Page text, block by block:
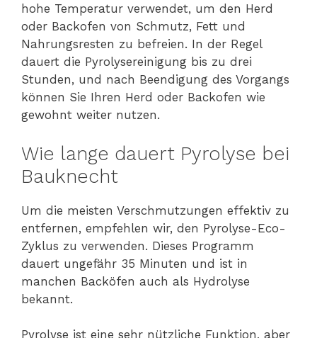
hohe Temperatur verwendet, um den Herd
oder Backofen von Schmutz, Fett und
Nahrungsresten zu befreien. In der Regel
dauert die Pyrolysereinigung bis zu drei
Stunden, und nach Beendigung des Vorgangs
können Sie Ihren Herd oder Backofen wie
gewohnt weiter nutzen.
Wie lange dauert Pyrolyse bei
Bauknecht
Um die meisten Verschmutzungen effektiv zu
entfernen, empfehlen wir, den Pyrolyse-Eco-
Zyklus zu verwenden. Dieses Programm
dauert ungefähr 35 Minuten und ist in
manchen Backöfen auch als Hydrolyse
bekannt.
Pyrolyse ist eine sehr nützliche Funktion, aber